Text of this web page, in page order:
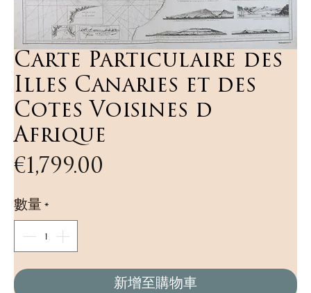
Carte Particulaire des
Illes Canaries et des
Cotes Voisines d
Afrique
€1,799.00
數量*
新增至購物車